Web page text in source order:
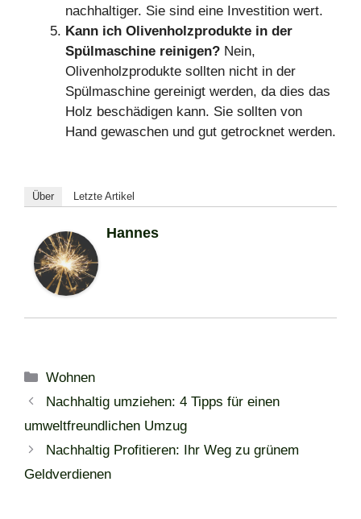
nachhaltiger. Sie sind eine Investition wert.
Kann ich Olivenholzprodukte in der
Spülmaschine reinigen? Nein,
Olivenholzprodukte sollten nicht in der
Spülmaschine gereinigt werden, da dies das
Holz beschädigen kann. Sie sollten von
Hand gewaschen und gut getrocknet werden.
Über Letzte Artikel
Hannes
Kategorien
Wohnen
Nachhaltig umziehen: 4 Tipps für einen
umweltfreundlichen Umzug
Nachhaltig Profitieren: Ihr Weg zu grünem
Geldverdienen